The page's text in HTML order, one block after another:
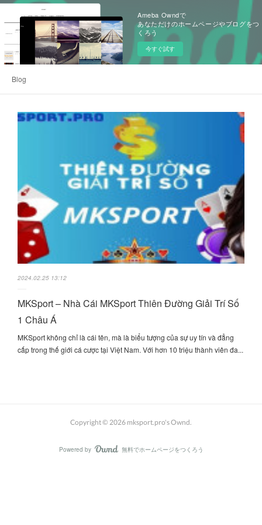
Ameba Owndで
あなただけのホームページやブログをつ
くろう
今すぐ試す
Blog
2024.02.25 13:12
MKSport – Nhà Cái MKSport Thiên Đường Giải Trí Số
1 Châu Á
MKSport không chỉ là cái tên, mà là biểu tượng của sự uy tín và đẳng
cấp trong thế giới cá cược tại Việt Nam. Với hơn 10 triệu thành viên đa...
Copyright © 2026 mksport.pro's Ownd.
Powered by AmebaOwnd
無料でホームページをつくろう